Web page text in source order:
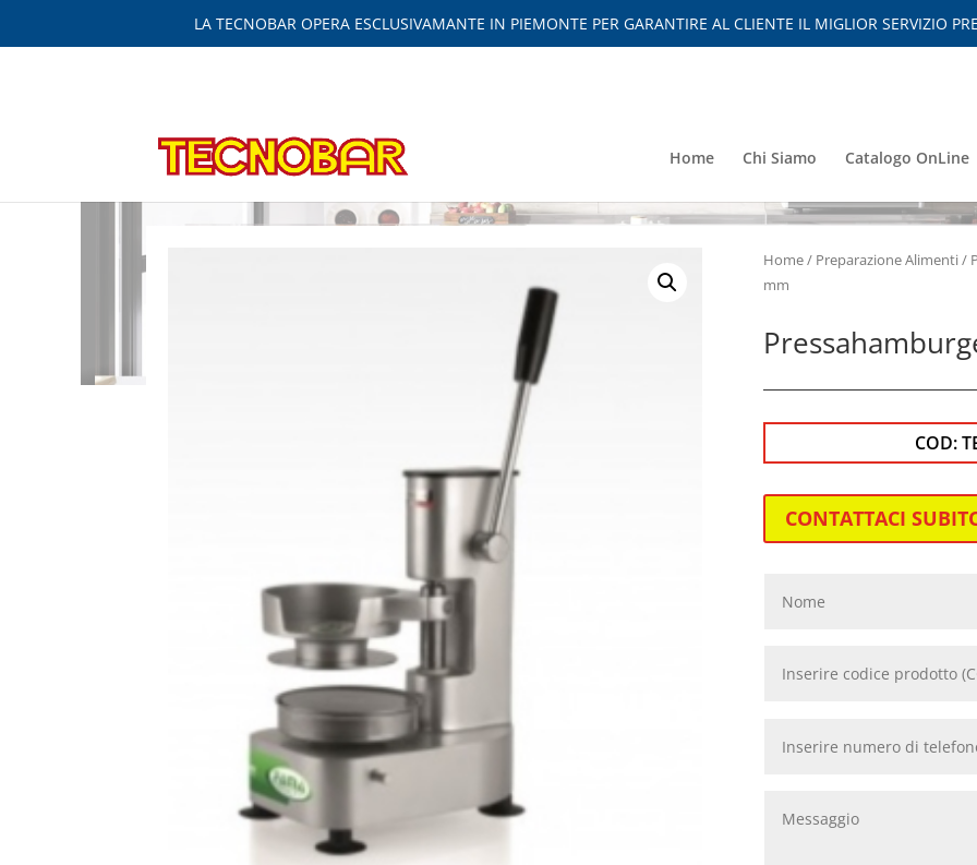
LA TECNOBAR OPERA ESCLUSIVAMANTE IN PIEMONTE PER GARANTIRE AL CLIENTE IL MIGLIOR SERVIZIO
Home Chi Siamo Catalogo OnLine
Home/ Preparazione Alimenti/
mm
COD:
CONTATTACI